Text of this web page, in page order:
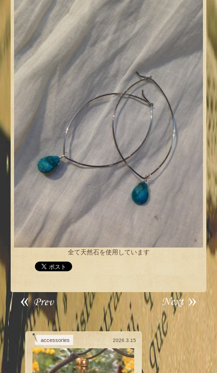
全て天然石を使用しています
accessories 2026.3.15